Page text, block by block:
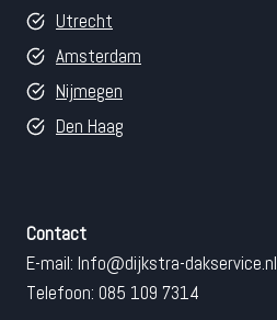
Utrecht
Amsterdam
Nijmegen
Den Haag
Contact
E-mail: Info@dijkstra-dakservice.nl
Telefoon: 085 109 7314